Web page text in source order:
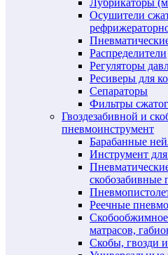
Осушители
Распределители
Регуляторы
Ресиверы для
Сепараторы
Фильтры
Гвоздезабивной и
пневмоинструмент
Барабанные
Инструмент для
скобозабивные
Реечные
Скобообжимное
матрасов,
Скобы, гвозди